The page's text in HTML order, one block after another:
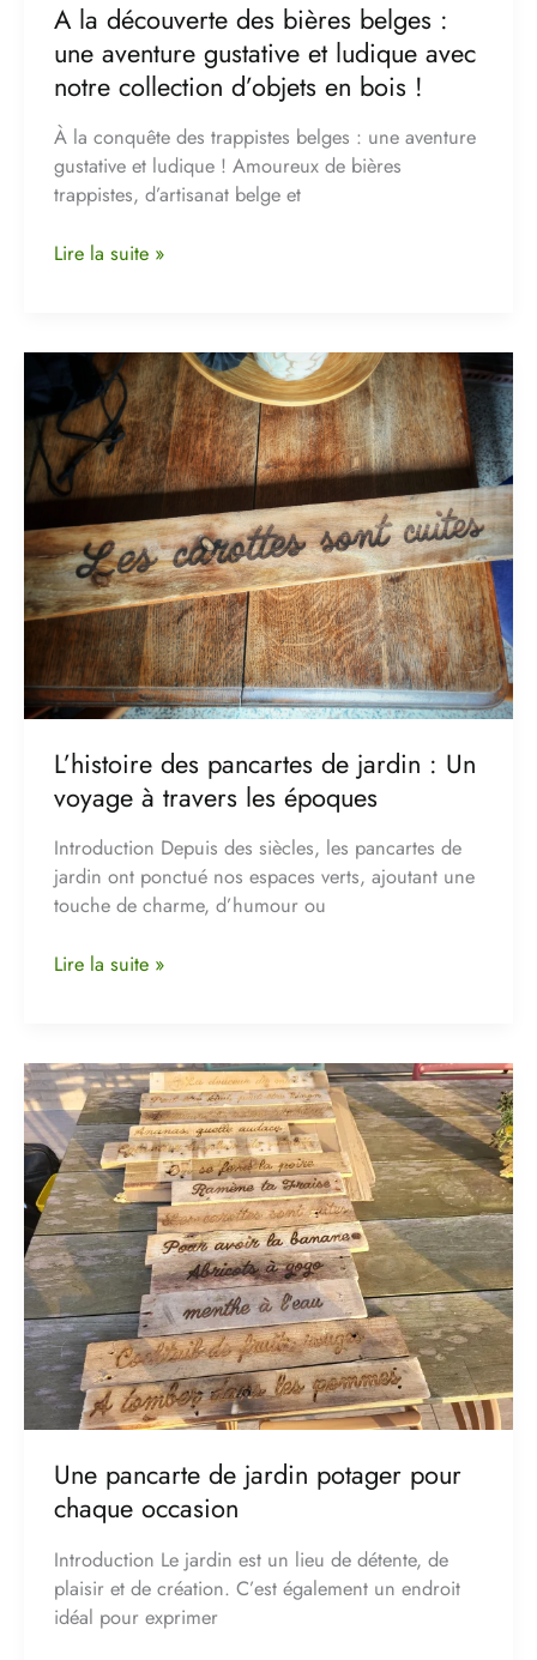
A la découverte des bières belges :
une aventure gustative et ludique avec
notre collection d’objets en bois !
À la conquête des trappistes belges : une aventure
gustative et ludique ! Amoureux de bières
trappistes, d’artisanat belge et
Lire la suite »
L’histoire des pancartes de jardin : Un
voyage à travers les époques
Introduction Depuis des siècles, les pancartes de
jardin ont ponctué nos espaces verts, ajoutant une
touche de charme, d’humour ou
L’histoire
des
pancartes
de
jardin
Un
voyage
à
travers
les
époques
Lire la suite »
Une pancarte de jardin potager pour
chaque occasion
Introduction Le jardin est un lieu de détente, de
plaisir et de création. C’est également un endroit
idéal pour exprimer
Une
pancarte
de
jardin
potager
pour
chaque
occasion